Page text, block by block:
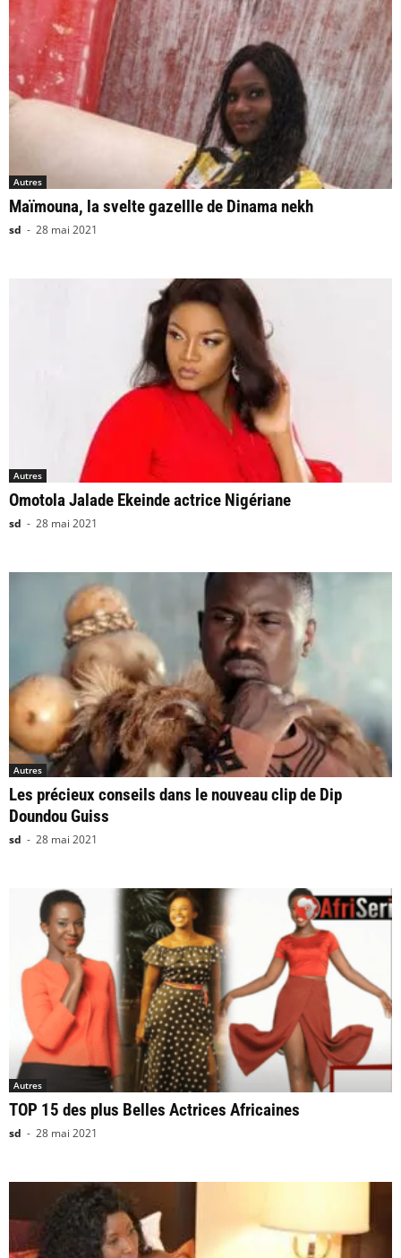
Autres
Maïmouna, la svelte gazellle de Dinama nekh
sd - 28 mai 2021
Autres
Omotola Jalade Ekeinde actrice Nigériane
sd - 28 mai 2021
Autres
Les précieux conseils dans le nouveau clip de Dip
Doundou Guiss
sd - 28 mai 2021
Autres
TOP 15 des plus Belles Actrices Africaines
sd - 28 mai 2021